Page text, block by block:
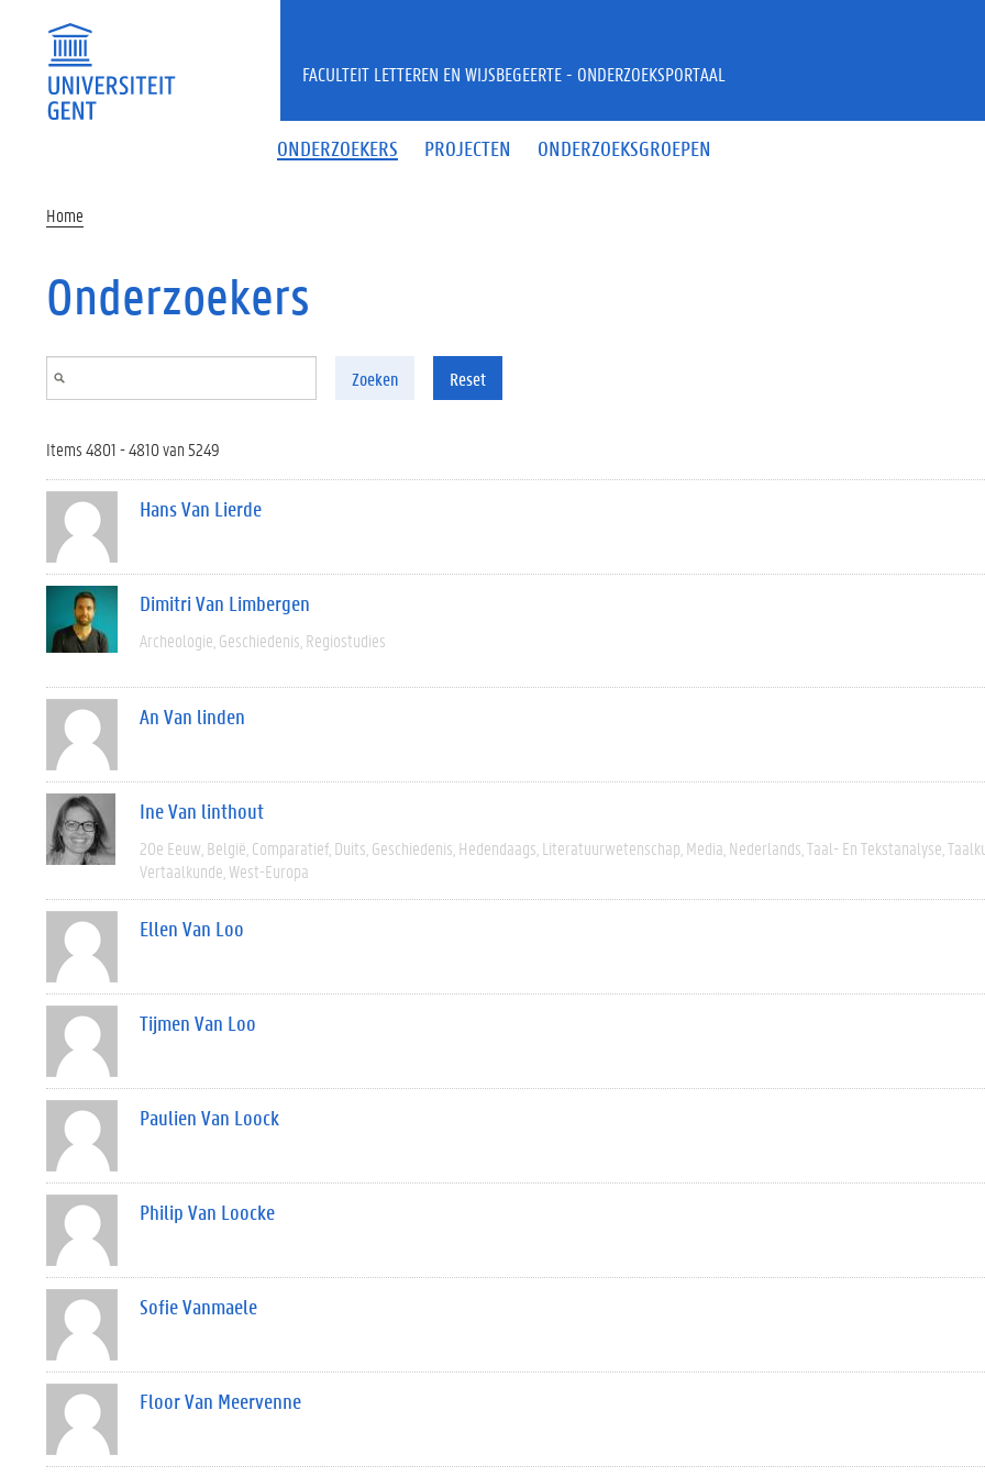
ONDERZOEKERS PROJECTEN ONDERZOEKSGROEPEN
FACULTEIT LETTEREN EN WIJSBEGEERTE - ONDERZOEKSPORTAAL
Home
Onderzoekers
Zoeken Reset
Items 4801 - 4810 van 5249
Hans Van Lierde
Dimitri Van Limbergen
Archeologie Geschiedenis Regiostudies
An Van linden
Ine Van linthout
20e Eeuw België Comparatief Duits Geschiedenis Hedendaags Literatuurwetenschap Media Nederlands Taal- En Tekstanalyse
Vertaalkunde West-Europa
Ellen Van Loo
Tijmen Van Loo
Paulien Van Loock
Philip Van Loocke
Sofie Vanmaele
Floor Van Meervenne